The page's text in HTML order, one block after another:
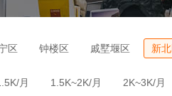
区 钟楼区 戚墅堰区 新
月 1.5K~2K/月 2K~3K/月